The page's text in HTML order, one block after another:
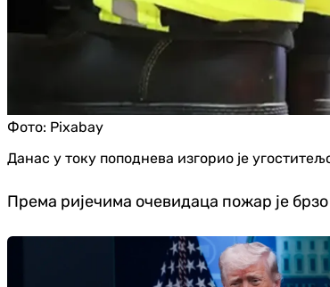
Фото: Pixabay
Данас у току поподнева изгорио је
Према ријечима очевидаца пожар је